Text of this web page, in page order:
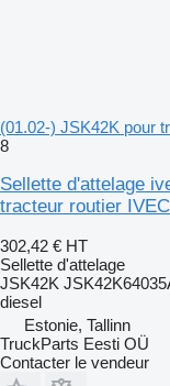
(01.02-) JSK42K pour
8
Sellette d'attelage
tracteur routier
302,42 € HT
Sellette d'attelage
JSK42K
diesel
Estonie, Tallinn
TruckParts Eesti OÜ
Contacter le vendeur